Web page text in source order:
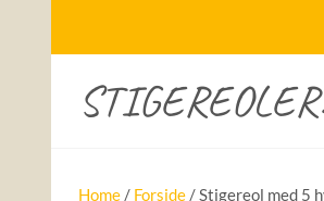
Home / Forside / Stigereol med 5